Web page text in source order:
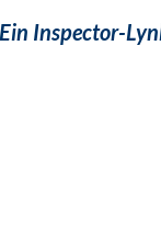
Inspector-